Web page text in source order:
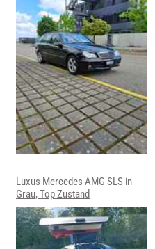
Luxus Mercedes AMG SLS in
Grau, Top Zustand